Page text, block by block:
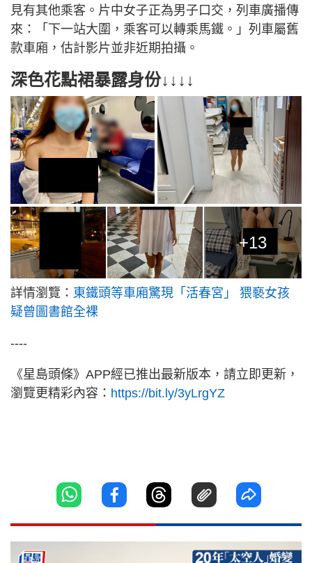
見有其他乘客。片中女子正為男子口交，列車廣播傳
來：「下一站大圍，乘客可以轉乘馬鐵。」列車屬舊
款車廂，估計影片並非近期拍攝。
深色花點裙暴露身份↓↓↓↓
+13
詳情瀏覽： 東鐵頭等車廂驚現「活春宮」 猥褻女孩
疑曾圖書館全裸
----
《星島頭條》APP經已推出最新版本，請立即更新，
瀏覽更精彩內容： https://bit.ly/3yLrgYZ